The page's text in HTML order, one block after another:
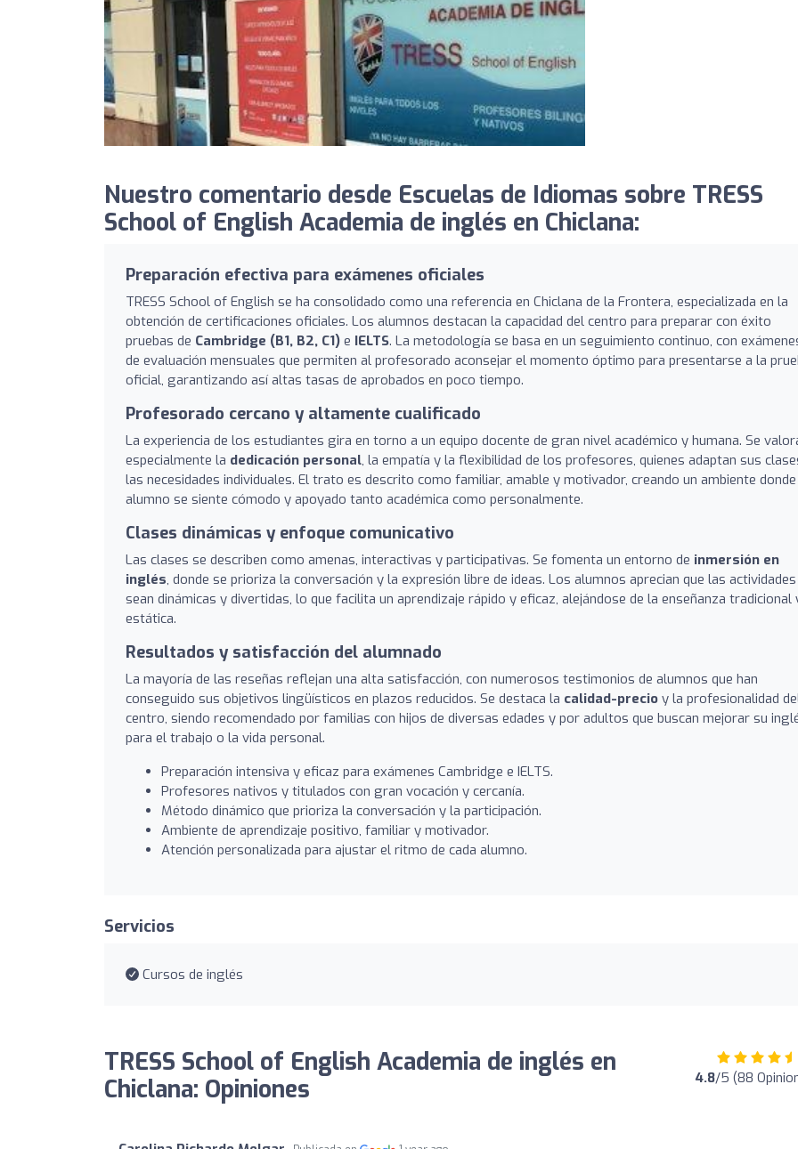
Nuestro comentario desde Escuelas de Idiomas sobre TRESS
School of English Academia de inglés en Chiclana:
Preparación efectiva para exámenes oficiales
TRESS School of English se ha consolidado como una referencia en Chiclana de la Frontera, especializada en la
obtención de certificaciones oficiales. Los alumnos destacan la capacidad del centro para preparar con éxito
pruebas de Cambridge (B1, B2, C1) e IELTS. La metodología se basa en un seguimiento continuo, con
de evaluación mensuales que permiten al profesorado aconsejar el momento óptimo para presentarse a la
oficial, garantizando así altas tasas de aprobados en poco tiempo.
Profesorado cercano y altamente cualificado
La experiencia de los estudiantes gira en torno a un equipo docente de gran nivel académico y humana. Se
especialmente la dedicación personal, la empatía y la flexibilidad de los profesores, quienes adaptan sus
las necesidades individuales. El trato es descrito como familiar, amable y motivador, creando un ambiente
alumno se siente cómodo y apoyado tanto académica como personalmente.
Clases dinámicas y enfoque comunicativo
Las clases se describen como amenas, interactivas y participativas. Se fomenta un entorno de inmersión en
inglés, donde se prioriza la conversación y la expresión libre de ideas. Los alumnos aprecian que las actividades
sean dinámicas y divertidas, lo que facilita un aprendizaje rápido y eficaz, alejándose de la enseñanza tradicional
estática.
Resultados y satisfacción del alumnado
La mayoría de las reseñas reflejan una alta satisfacción, con numerosos testimonios de alumnos que han
conseguido sus objetivos lingüísticos en plazos reducidos. Se destaca la calidad-precio y la profesionalidad
centro, siendo recomendado por familias con hijos de diversas edades y por adultos que buscan mejorar su
para el trabajo o la vida personal.
Preparación intensiva y eficaz para exámenes Cambridge e IELTS.
Profesores nativos y titulados con gran vocación y cercanía.
Método dinámico que prioriza la conversación y la participación.
Ambiente de aprendizaje positivo, familiar y motivador.
Atención personalizada para ajustar el ritmo de cada alumno.
Servicios
Cursos de inglés
TRESS School of English Academia de inglés en
Chiclana: Opiniones
4.8/5 (88